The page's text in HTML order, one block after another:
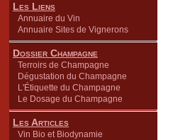
Les Liens
Annuaire du Vin
Annuaire Sites de Vignerons
Dossier Champagne
Terroirs de Champagne
Dégustation du Champagne
L'Étiquette du Champagne
Le Dosage du Champagne
Les Articles
Vin Bio et Biodynamie